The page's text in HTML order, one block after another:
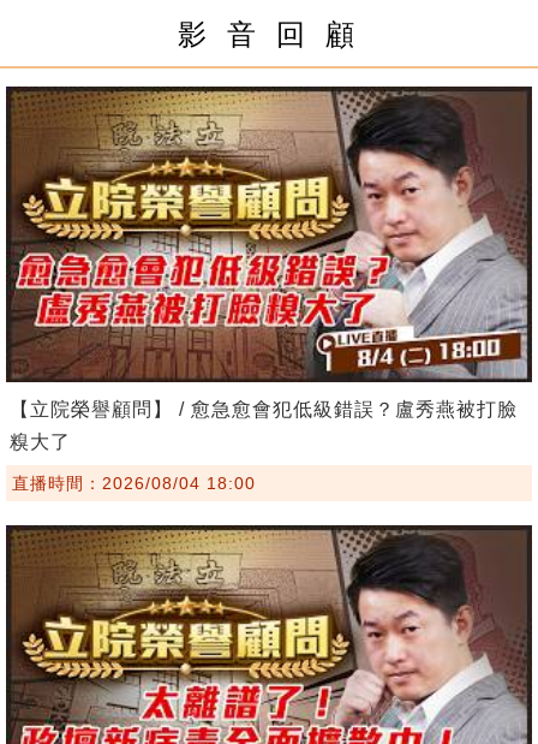
影 音 回 顧
【立院榮譽顧問】 / 愈急愈會犯低級錯誤？盧秀燕被打臉
糗大了
直播時間：2026/08/04 18:00